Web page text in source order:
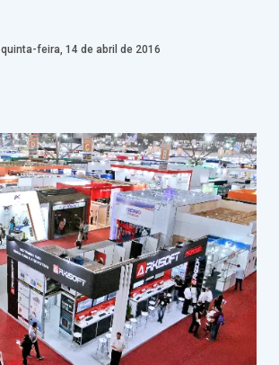
quinta-feira, 14 de abril de 2016